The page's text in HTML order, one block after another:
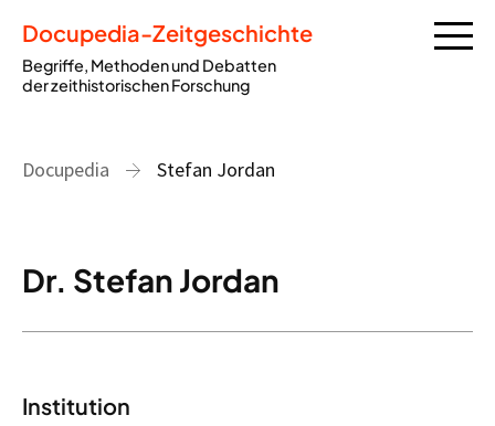
Docupedia-Zeitgeschichte
Begriffe, Methoden und Debatten
der zeithistorischen Forschung
Docupedia Stefan Jordan
Dr. Stefan Jordan
Institution